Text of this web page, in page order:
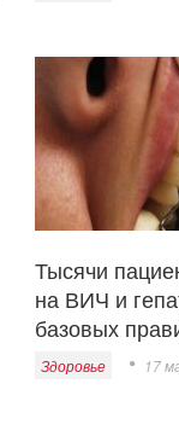
Тысячи
на ВИЧ и
базовых
Здоровье 17